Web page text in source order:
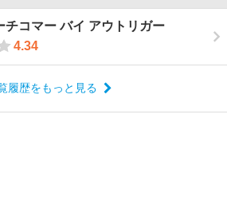
チコマー バイ アウトリガー
4.34
履歴をもっと見る